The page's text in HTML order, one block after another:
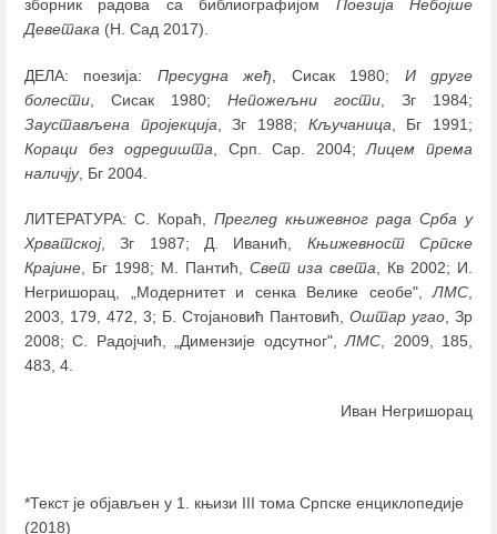
зборник радова са библиографијом Поезија Небојше
Деветака (Н. Сад 2017).
ДЕЛА: поезија: Пресудна жеђ , Сисак 1980; И друге
болести , Сисак 1980; Непожељни гости , Зг 1984;
Заустављена пројекција , Зг 1988; Кључаница , Бг 1991;
Кораци без одредишта , Срп. Сар. 2004;Лицем према
наличју, Бг 2004.
ЛИТЕРАТУРА: С. Кораћ, Преглед књижевног рада Срба у
Хрватској, Зг 1987; Д. Иванић, Књижевност Српске
Крајине , Бг 1998; М. Пантић, Свет иза света , Кв 2002; И.
Негришорац, „Mодернитет и сенка Велике сеобе", ЛМС
2003, 179, 472, 3; Б. Стојановић Пантовић, Оштар угао , Зр
2008; С. Радојчић, „Димензије одсутног",ЛМС , 2009, 185,
483, 4.
Иван Негришорац
*Текст је објављен у 1. књизи III тома Српске енциклопедије
(2018)